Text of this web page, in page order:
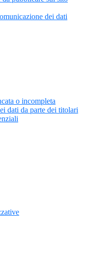
dei dati
o incompleta
dati da parte dei titolari